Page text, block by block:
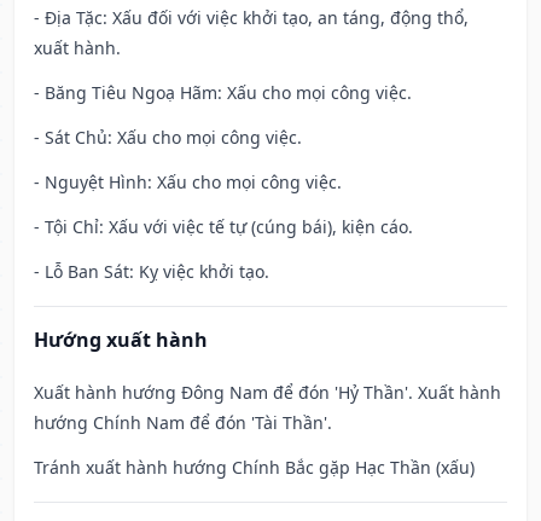
- Địa Tặc: Xấu đối với việc khởi tạo, an táng, động thổ,
xuất hành.
- Băng Tiêu Ngoạ Hãm: Xấu cho mọi công việc.
- Sát Chủ: Xấu cho mọi công việc.
- Nguyệt Hình: Xấu cho mọi công việc.
- Tội Chỉ: Xấu với việc tế tự (cúng bái), kiện cáo.
- Lỗ Ban Sát: Kỵ việc khởi tạo.
Hướng xuất hành
Xuất hành hướng Đông Nam để đón 'Hỷ Thần'. Xuất hành
hướng Chính Nam để đón 'Tài Thần'.
Tránh xuất hành hướng Chính Bắc gặp Hạc Thần (xấu)